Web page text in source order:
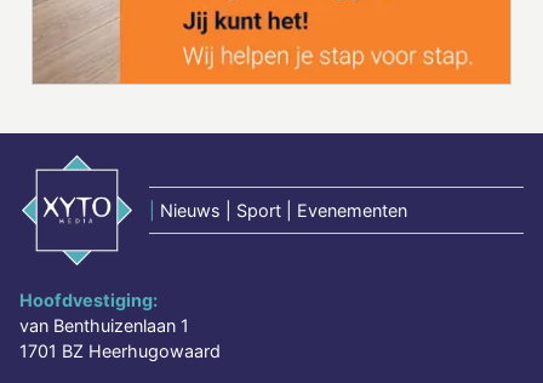
Nieuws | Sport | Evenementen
Hoofdvestiging:
van Benthuizenlaan 1
1701 BZ Heerhugowaard